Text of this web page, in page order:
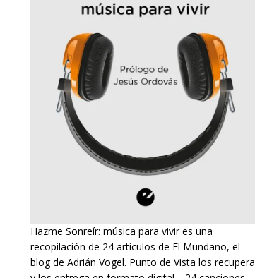
Hazme Sonreír: música para vivir es una
recopilación de 24 artículos de El Mundano, el
blog de Adrián Vogel. Punto de Vista los recupera